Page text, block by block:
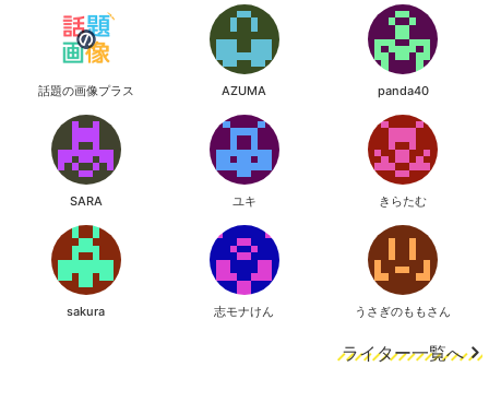
話題の画像プラス AZUMA panda40
SARA ユキ きらたむ
sakura 志モナけん うさぎのももさん
ライター一覧へ